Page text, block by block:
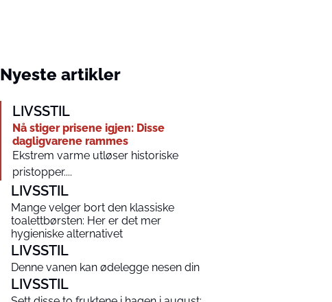
Nyeste artikler
LIVSSTIL
Nå stiger prisene igjen: Disse
dagligvarene rammes
Ekstrem varme utløser historiske
pristopper....
LIVSSTIL
Mange velger bort den klassiske
toalettbørsten: Her er det mer
hygieniske alternativet
LIVSSTIL
Denne vanen kan ødelegge nesen din
LIVSSTIL